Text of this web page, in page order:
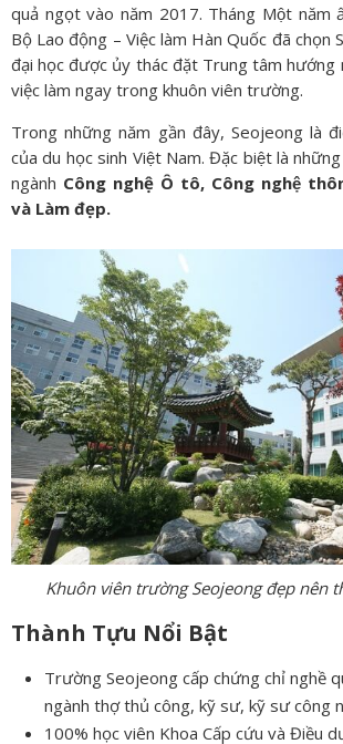
quả ngọt vào năm 2017. Tháng Một năm
Bộ Lao động – Việc làm Hàn Quốc đã chọn
đại học được ủy thác đặt Trung tâm hướng
việc làm ngay trong khuôn viên trường.
Trong những năm gần đây, Seojeong là
của du học sinh Việt Nam. Đặc biệt là
ngành Công nghệ Ô tô, Công nghệ
và Làm đẹp.
Khuôn viên trường Seojeong đẹp nên
Thành Tựu Nổi Bật
Trường Seojeong cấp chứng chỉ nghề
ngành thợ thủ công, kỹ sư, kỹ sư công
100% học viên Khoa Cấp cứu và Điều